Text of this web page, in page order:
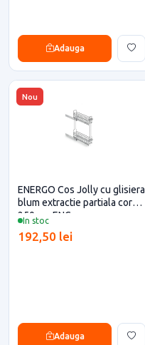
Adauga
Nou
In stoc
ENERGO Cos Jolly cu glisiera
blum extractie partiala corp
250mm ENG
192,50 lei
Adauga